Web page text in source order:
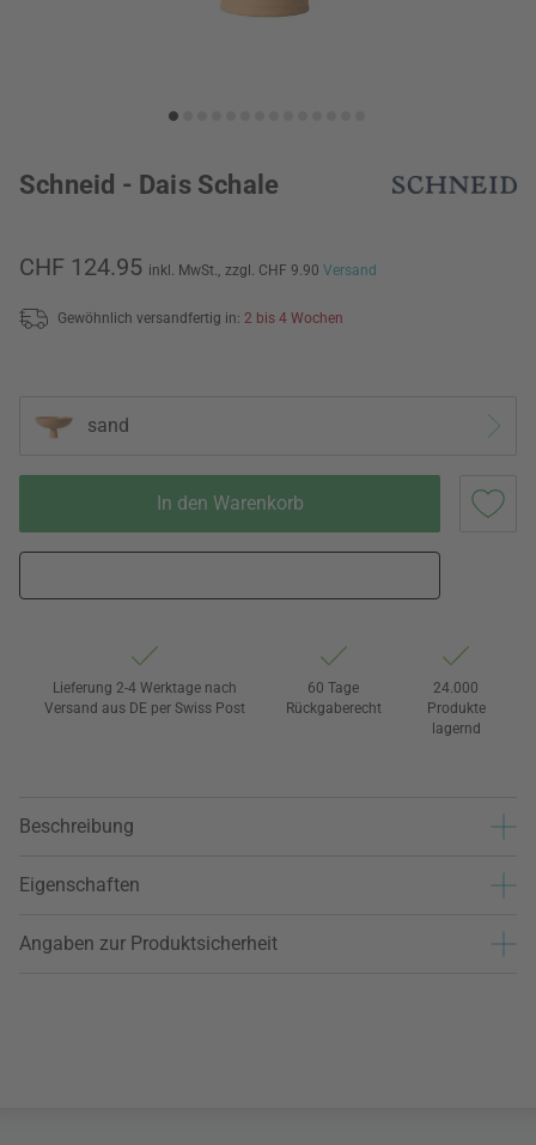
Schneid - Dais Schale
CHF 124.95 inkl. MwSt., zzgl. CHF 9.90 Versand
Gewöhnlich versandfertig in: 2 bis 4 Wochen
sand
In den Warenkorb
Lieferung 2-4 Werktage nach
Versand aus DE per Swiss Post
60 Tage
Rückgaberecht
24.000
Produkte
lagernd
Beschreibung
Eigenschaften
Angaben zur Produktsicherheit